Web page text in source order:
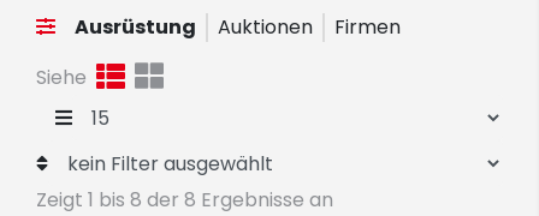
Ausrüstung
Auktionen Firmen
Zeigt 1 bis 8 der 8 Ergebnisse an
Siehe